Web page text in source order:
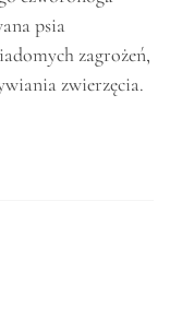
psia
zagrożeń,
zwierzęcia.